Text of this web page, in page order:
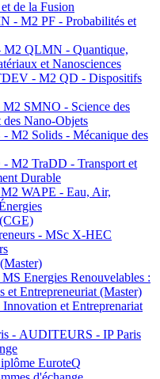
de la Fusion
- M2 PF - Probabilités et
QLMN - Quantique,
et Nanosciences
- M2 QD - Dispositifs
SMNO - Science des
Nano-Objets
M2 Solids - Mécanique des
M2 TraDD - Transport et
Durable
WAPE - Eau, Air,
- MSc X-HEC
Energies Renouvelables :
et Entrepreneuriat (Master)
et Entreprenariat
- AUDITEURS - IP Paris
EuroteQ